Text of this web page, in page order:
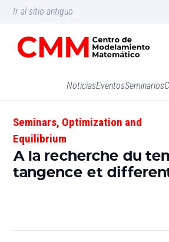
Ir al sitio antiguo
NoticiasEventosSeminarios
Seminars, Optimization and
Equilibrium
A la recherche du
tangence et